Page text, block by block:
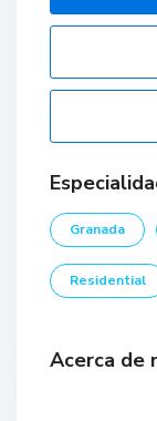
Granada
Residential
Acerca de